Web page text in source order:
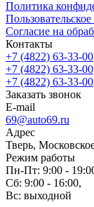
Политика
Согласие на
Контакты
+7 (4822) 63-33-00
+7 (4822) 63-33-00
+7 (4822) 63-33-00
Заказать звонок
E-mail
69@auto69.ru
Адрес
Тверь,
Режим работы
Пн-Пт: 9:00 -
Сб: 9:00 - 16:00,
Вс: выходной